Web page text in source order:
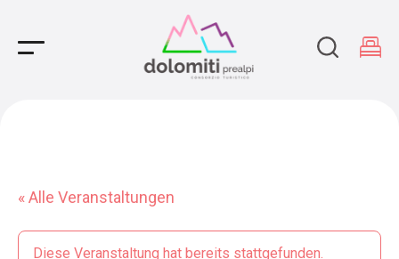
Main Navigation
« Alle Veranstaltungen
Diese Veranstaltung hat bereits stattgefunden.